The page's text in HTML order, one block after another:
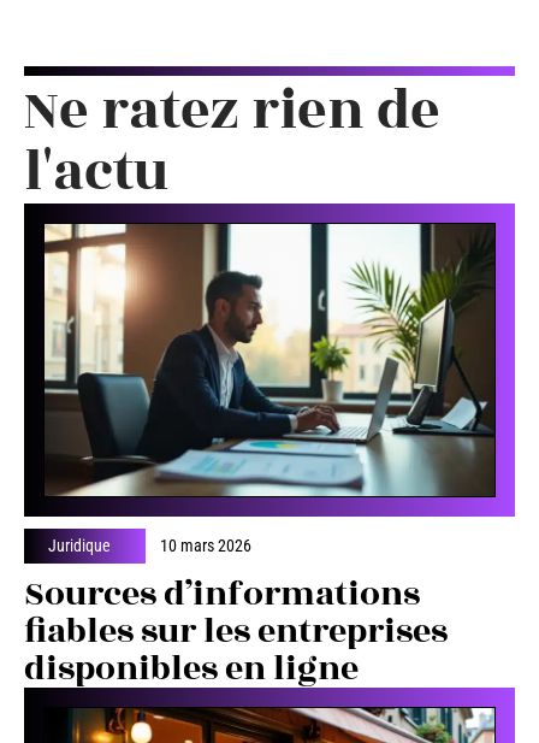
Ne ratez rien de
l'actu
Juridique 10 mars 2026
Sources d’informations
fiables sur les entreprises
disponibles en ligne